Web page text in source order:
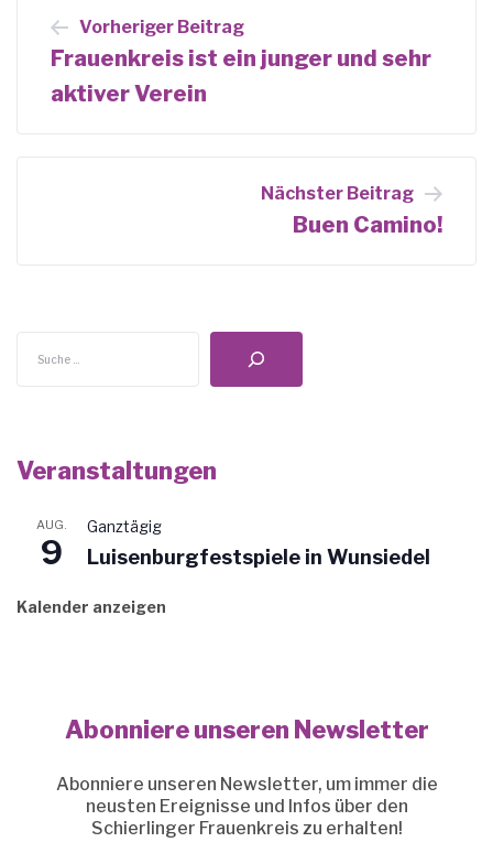
Navigation
Vorheriger Beitrag
Frauenkreis ist ein junger und sehr
aktiver Verein
Nächster Beitrag
Buen Camino!
Veranstaltungen
AUG.
9
Ganztägig
Luisenburgfestspiele in Wunsiedel
Kalender anzeigen
Abonniere unseren Newsletter
Abonniere unseren Newsletter, um immer die
neusten Ereignisse und Infos über den
Schierlinger Frauenkreis zu erhalten!